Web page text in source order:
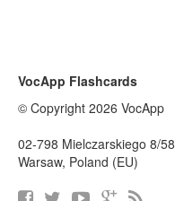
VocApp Flashcards
© Copyright 2026 VocApp
02-798 Mielczarskiego 8/58
Warsaw, Poland (EU)